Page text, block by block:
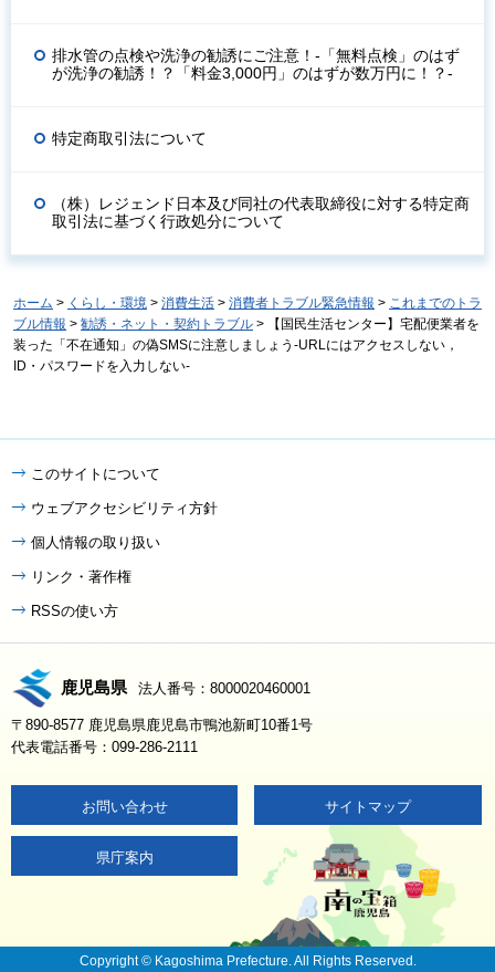
排水管の点検や洗浄の勧誘にご注意！-「無料点検」のはず
が洗浄の勧誘！？「料金3,000円」のはずが数万円に！？-
特定商取引法について
（株）レジェンド日本及び同社の代表取締役に対する特定商
取引法に基づく行政処分について
ホーム > くらし・環境 > 消費生活 > 消費者トラブル緊急情報 > これまでのトラ
ブル情報 > 勧誘・ネット・契約トラブル > 【国民生活センター】宅配便業者を
装った「不在通知」の偽SMSに注意しましょう-URLにはアクセスしない，
ID・パスワードを入力しない-
このサイトについて
ウェブアクセシビリティ方針
個人情報の取り扱い
リンク・著作権
RSSの使い方
鹿児島県 法人番号：8000020460001
〒890-8577 鹿児島県鹿児島市鴨池新町10番1号
代表電話番号：099-286-2111
お問い合わせ サイトマップ
県庁案内
Copyright © Kagoshima Prefecture. All Rights Reserved.